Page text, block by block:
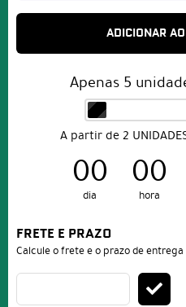
ADICIONAR
Apenas 5
A partir de 2
00
dia
00
hora
FRETE E PRAZO
Calcule o frete e o prazo de